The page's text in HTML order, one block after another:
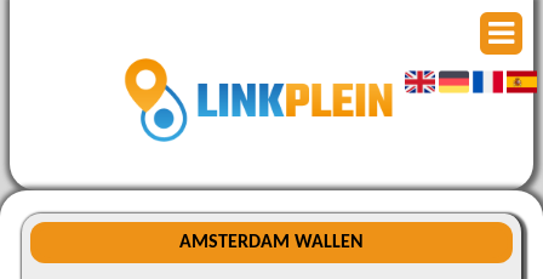
AMSTERDAM WALLEN